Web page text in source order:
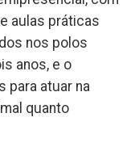
aulas práticas
nos polos
anos, e o
para atuar na
quanto